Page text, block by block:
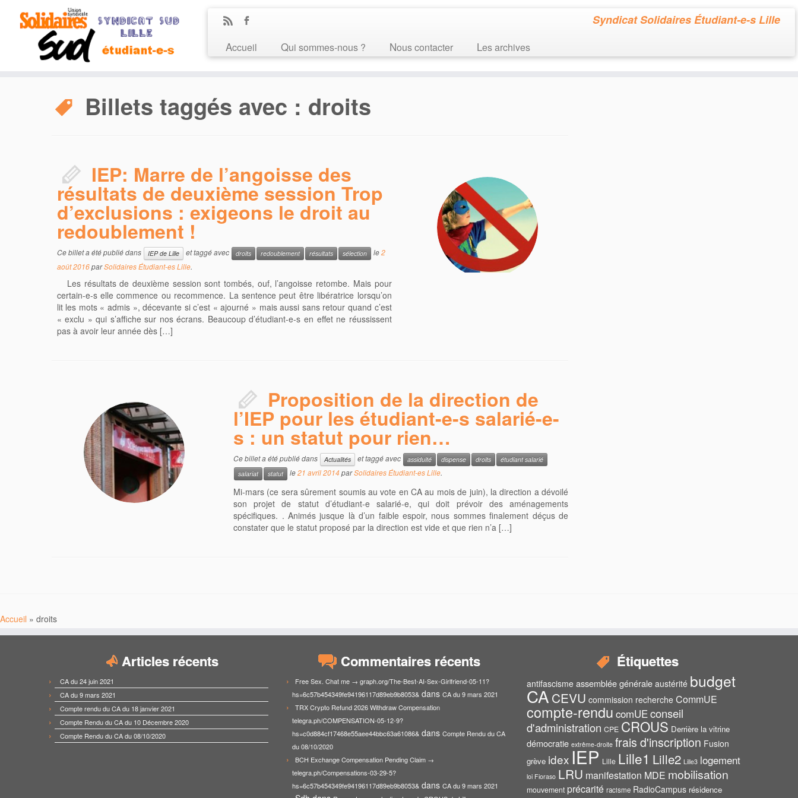
Syndicat Solidaires Étudiant-e-s Lille
Accueil Qui sommes-nous ? Nous contacter Les archives
Billets taggés avec : droits
IEP: Marre de l’angoisse des
résultats de deuxième session Trop
d’exclusions : exigeons le droit au
redoublement !
Ce billet a été publié dans IEP de Lille et taggé avec droits redoublement résultats sélection le2
août 2016parSolidaires Étudiant-es Lille.
Les résultats de deuxième session sont tombés, ouf, l’angoisse retombe. Mais pour
certain-e-s elle commence ou recommence. La sentence peut être libératrice lorsqu’on
lit les mots « admis », décevante si c’est « ajourné » mais aussi sans retour quand c’est
« exclu » qui s’affiche sur nos écrans. Beaucoup d’étudiant-e-s en effet ne réussissent
pas à avoir leur année dès […]
Proposition de la direction de
l’IEP pour les étudiant-e-s salarié-e-
s : un statut pour rien…
Ce billet a été publié dans Actualités et taggé avec assiduité dispense droits
étudiant salarié
salariat
statut le21 avril 2014parSolidaires Étudiant-es Lille.
Mi-mars (ce sera sûrement soumis au vote en CA au mois de juin), la direction a dévoilé
son projet de statut d’étudiant-e salarié-e, qui doit prévoir des aménagements
spécifiques. . Animés jusque là d’un faible espoir, nous sommes finalement déçus de
constater que le statut proposé par la direction est vide et que rien n’a […]
Accueil » droits
Articles récents
CA du 24 juin 2021
CA du 9 mars 2021
Compte rendu du CA du 18 janvier 2021
Compte Rendu du CA du 10 Décembre 2020
Compte Rendu du CA du 08/10/2020
Commentaires récents
Free Sex. Chat me → graph.org/The-Best-AI-Sex-Girlfriend-05-11?
hs=6c57b454349fe94196117d89eb9b8053& dans CA du 9 mars 2021
TRX Crypto Refund 2026 Withdraw Compensation
telegra.ph/COMPENSATION-05-12-9?
hs=c0d884cf17468e55aee44bbc63a61086& dans Compte Rendu du CA
du 08/10/2020
BCH Exchange Compensation Pending Claim →
telegra.ph/Compensations-03-29-5?
hs=6c57b454349fe94196117d89eb9b8053& dans CA du 9 mars 2021
Étiquettes
antifascisme assemblée générale austérité budget
CA CEVU commission recherche CommUE
compte-rendu comUEconseil
d'administration CPE CROUS Derrière la vitrine
démocratie extrême-droite frais d'inscription Fusion
grève idex IEP Lille Lille1 Lille2 Lille3 logement
loi Fioraso LRU manifestation MDE mobilisation
mouvement précarité racisme RadioCampus résidence